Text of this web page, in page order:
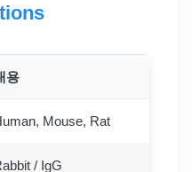
용
Mouse, Rat
/ IgG